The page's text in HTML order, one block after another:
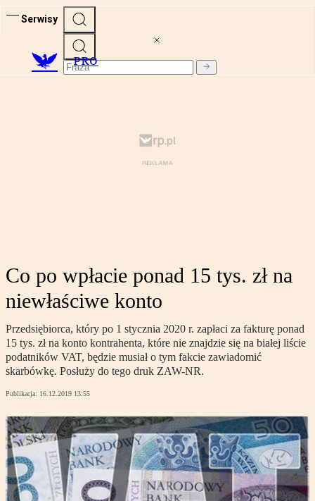
Serwisy
PRO
Co po wpłacie ponad 15 tys. zł na
niewłaściwe konto
Przedsiębiorca, który po 1 stycznia 2020 r. zapłaci za fakturę ponad
15 tys. zł na konto kontrahenta, które nie znajdzie się na białej liście
podatników VAT, będzie musiał o tym fakcie zawiadomić
skarbówkę. Posłuży do tego druk ZAW-NR.
Publikacja: 16.12.2019 13:55